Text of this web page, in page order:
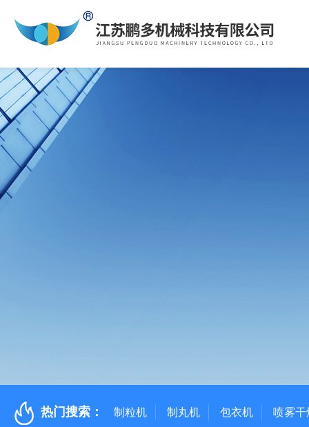
热门搜索： 制粒机 制丸机 包衣机 喷雾干